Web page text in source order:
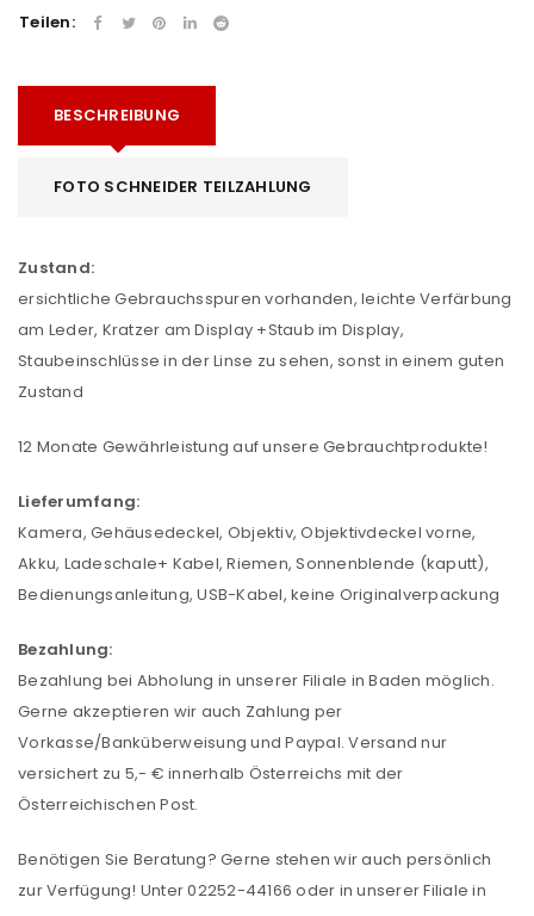
Teilen:
BESCHREIBUNG
FOTO SCHNEIDER TEILZAHLUNG
Zustand:
ersichtliche Gebrauchsspuren vorhanden, leichte Verfärbung
am Leder, Kratzer am Display +Staub im Display,
Staubeinschlüsse in der Linse zu sehen, sonst in einem guten
Zustand
12 Monate Gewährleistung auf unsere Gebrauchtprodukte!
Lieferumfang:
Kamera, Gehäusedeckel, Objektiv, Objektivdeckel vorne,
Akku, Ladeschale+ Kabel, Riemen, Sonnenblende (kaputt),
Bedienungsanleitung, USB-Kabel, keine Originalverpackung
Bezahlung:
Bezahlung bei Abholung in unserer Filiale in Baden möglich.
Gerne akzeptieren wir auch Zahlung per
Vorkasse/Banküberweisung und Paypal. Versand nur
versichert zu 5,- € innerhalb Österreichs mit der
Österreichischen Post.
Benötigen Sie Beratung? Gerne stehen wir auch persönlich
zur Verfügung! Unter 02252-44166 oder in unserer Filiale in